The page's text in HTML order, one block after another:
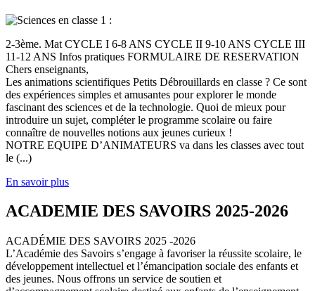
2-3ème. Mat CYCLE I 6-8 ANS CYCLE II 9-10 ANS CYCLE III
11-12 ANS Infos pratiques FORMULAIRE DE RESERVATION
Chers enseignants,
Les animations scientifiques Petits Débrouillards en classe ? Ce sont
des expériences simples et amusantes pour explorer le monde
fascinant des sciences et de la technologie. Quoi de mieux pour
introduire un sujet, compléter le programme scolaire ou faire
connaître de nouvelles notions aux jeunes curieux !
NOTRE EQUIPE D’ANIMATEURS va dans les classes avec tout
le (...)
En savoir plus
ACADEMIE DES SAVOIRS 2025-2026
ACADÉMIE DES SAVOIRS 2025 -2026
L’Académie des Savoirs s’engage à favoriser la réussite scolaire, le
développement intellectuel et l’émancipation sociale des enfants et
des jeunes. Nous offrons un service de soutien et